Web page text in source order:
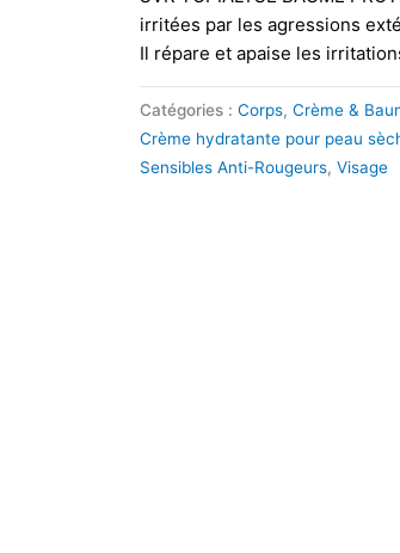
irritées par les agressions
Il répare et apaise les
Catégories : Corps, Crème &
Crème hydratante pour peau
Sensibles Anti-Rougeurs, Visage